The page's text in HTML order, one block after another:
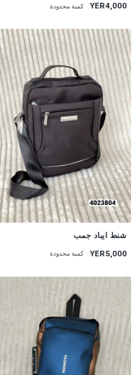
YER4,000 كمية محدودة
شنط ايباد جمب
YER5,000 كمية محدودة